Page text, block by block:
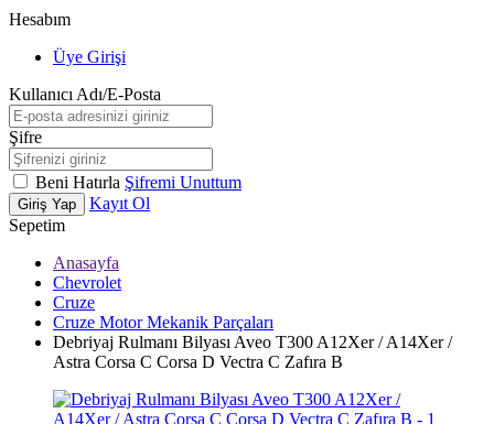
Hesabım
Üye Girişi
Kullanıcı Adı/E-Posta
Şifre
Beni Hatırla Şifremi Unuttum
Giriş Yap
Kayıt Ol
Sepetim
Anasayfa
Chevrolet
Cruze
Cruze Motor Mekanik Parçaları
Debriyaj Rulmanı Bilyası Aveo T300 A12Xer / A14Xer /
Astra Corsa C Corsa D Vectra C Zafıra B